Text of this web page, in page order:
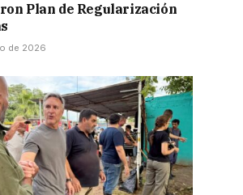
Plan de Regularización
de 2026